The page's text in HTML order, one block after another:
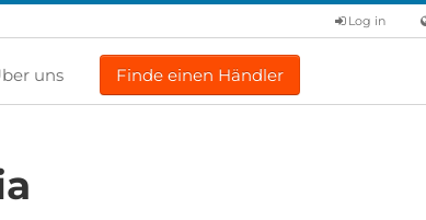
Log in
uns Finde einen Händler